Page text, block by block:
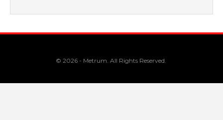
© 2026 - Metrum. All Rights Reserved.